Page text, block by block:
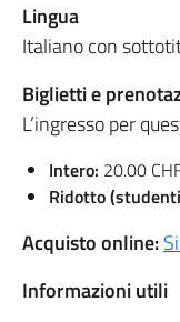
Lingua
Italiano con
Biglietti e
L’ingresso per
Intero: 20.00
Ridotto
Acquisto online:
Informazioni utili